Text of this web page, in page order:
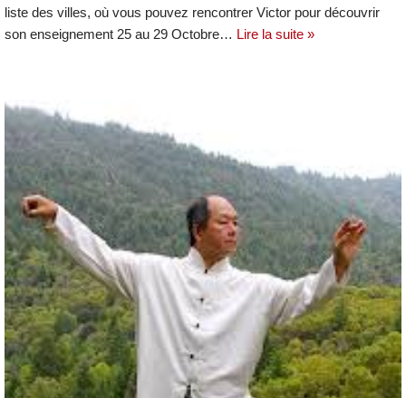
liste des villes, où vous pouvez rencontrer Victor pour découvrir
son enseignement 25 au 29 Octobre… Lire la suite »